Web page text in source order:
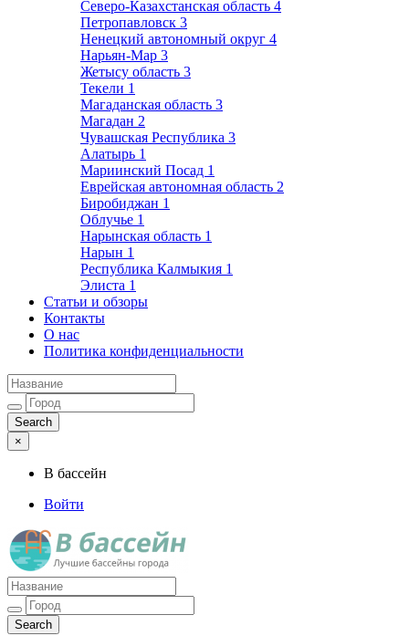
Северо-Казахстанская область 4
Петропавловск 3
Ненецкий автономный округ 4
Нарьян-Мар 3
Жетысу область 3
Текели 1
Магаданская область 3
Магадан 2
Чувашская Республика 3
Алатырь 1
Мариинский Посад 1
Еврейская автономная область 2
Биробиджан 1
Облучье 1
Нарынская область 1
Нарын 1
Республика Калмыкия 1
Элиста 1
Статьи и обзоры
Контакты
О нас
Политика конфиденциальности
×
В бассейн
Войти
Лучшие бассейны города